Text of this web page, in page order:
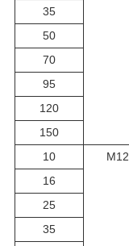
35
50
70
95
120
150
10
М12
16
25
35